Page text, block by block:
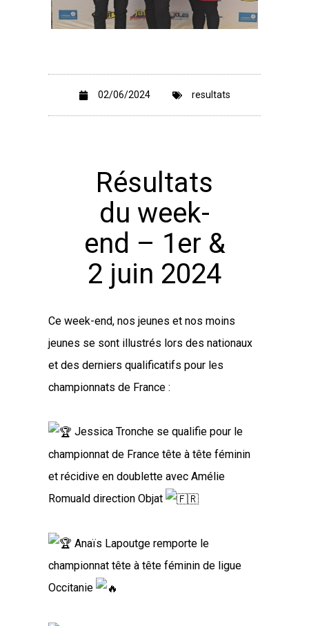
02/06/2024 resultats
Résultats
du week-
end – 1er &
2 juin 2024
Ce week-end, nos jeunes et nos moins
jeunes se sont illustrés lors des nationaux
et des derniers qualificatifs pour les
championnats de France :
Jessica Tronche se qualifie pour le
championnat de France tête à tête féminin
et récidive en doublette avec Amélie
Romuald direction Objat
Anaïs Lapoutge remporte le
championnat tête à tête féminin de ligue
Occitanie